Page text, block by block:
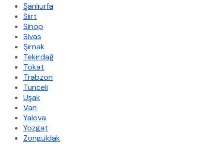
Şanlıurfa
Siirt
Sinop
Sivas
Şırnak
Tekirdağ
Tokat
Trabzon
Tunceli
Uşak
Van
Yalova
Yozgat
Zonguldak